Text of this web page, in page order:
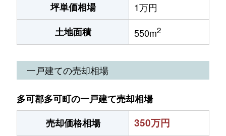
坪単価相場
1万円
土地面積
550m2
一戸建ての売却相場
多可郡多可町の一戸建て売却相場
売却価格相場
350万円